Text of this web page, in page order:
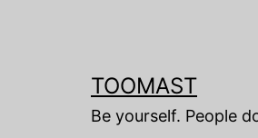
TOOMAST
Be yourself. People